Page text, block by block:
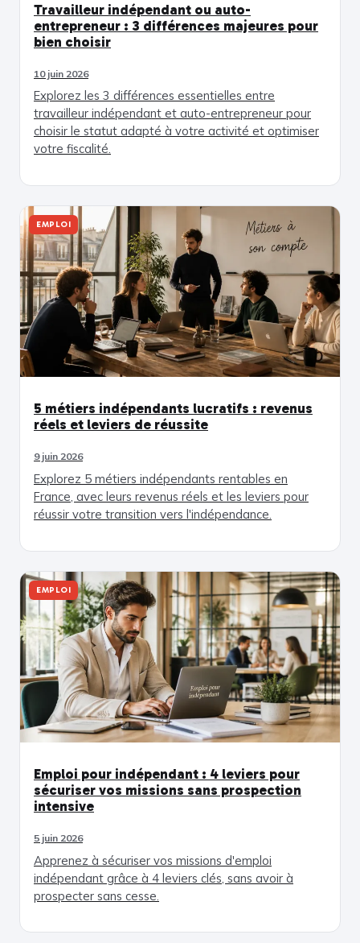
Travailleur indépendant ou auto-
entrepreneur : 3 différences majeures pour
bien choisir
10 juin 2026
Explorez les 3 différences essentielles entre
travailleur indépendant et auto-entrepreneur pour
choisir le statut adapté à votre activité et optimiser
votre fiscalité.
EMPLOI
5 métiers indépendants lucratifs : revenus
réels et leviers de réussite
9 juin 2026
Explorez 5 métiers indépendants rentables en
France, avec leurs revenus réels et les leviers pour
réussir votre transition vers l'indépendance.
EMPLOI
Emploi pour indépendant : 4 leviers pour
sécuriser vos missions sans prospection
intensive
5 juin 2026
Apprenez à sécuriser vos missions d'emploi
indépendant grâce à 4 leviers clés, sans avoir à
prospecter sans cesse.